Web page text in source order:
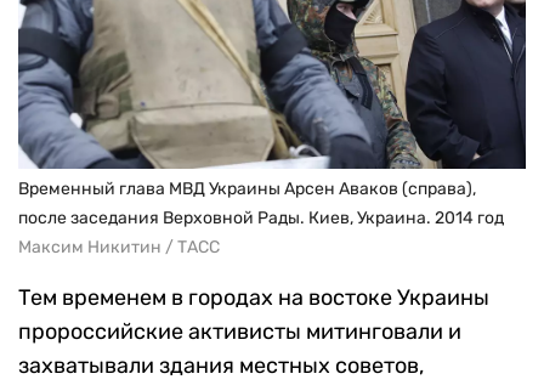
Временный глава МВД Украины Арсен Аваков (справа),
после заседания Верховной Рады. Киев, Украина. 2014 год
Максим Никитин / ТАСС
Тем временем в городах на востоке Украины
пророссийские активисты митинговали и
захватывали здания местных советов,